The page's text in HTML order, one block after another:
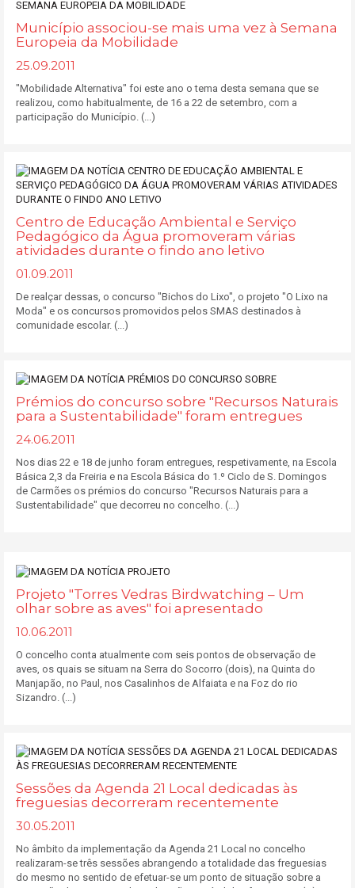
Município associou-se mais uma vez à Semana
Europeia da Mobilidade
25.09.2011
"Mobilidade Alternativa" foi este ano o tema desta semana que se
realizou, como habitualmente, de 16 a 22 de setembro, com a
participação do Município. (...)
Centro de Educação Ambiental e Serviço
Pedagógico da Água promoveram várias
atividades durante o findo ano letivo
01.09.2011
De realçar dessas, o concurso "Bichos do Lixo", o projeto "O Lixo na
Moda" e os concursos promovidos pelos SMAS destinados à
comunidade escolar. (...)
Prémios do concurso sobre "Recursos Naturais
para a Sustentabilidade" foram entregues
24.06.2011
Nos dias 22 e 18 de junho foram entregues, respetivamente, na Escola
Básica 2,3 da Freiria e na Escola Básica do 1.º Ciclo de S. Domingos
de Carmões os prémios do concurso "Recursos Naturais para a
Sustentabilidade" que decorreu no concelho. (...)
Projeto "Torres Vedras Birdwatching – Um
olhar sobre as aves" foi apresentado
10.06.2011
O concelho conta atualmente com seis pontos de observação de
aves, os quais se situam na Serra do Socorro (dois), na Quinta do
Manjapão, no Paul, nos Casalinhos de Alfaiata e na Foz do rio
Sizandro. (...)
Sessões da Agenda 21 Local dedicadas às
freguesias decorreram recentemente
30.05.2011
No âmbito da implementação da Agenda 21 Local no concelho
realizaram-se três sessões abrangendo a totalidade das freguesias
do mesmo no sentido de efetuar-se um ponto de situação sobre a